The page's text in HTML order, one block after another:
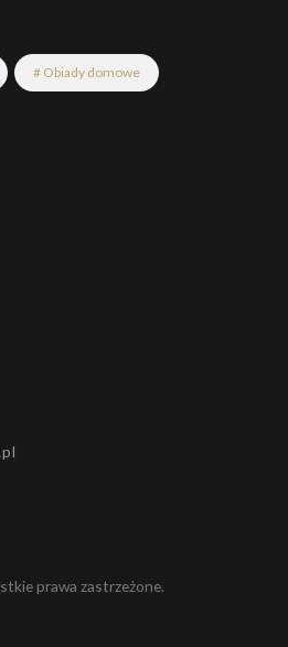
# Obiady domowe
prawa zastrzeżone.